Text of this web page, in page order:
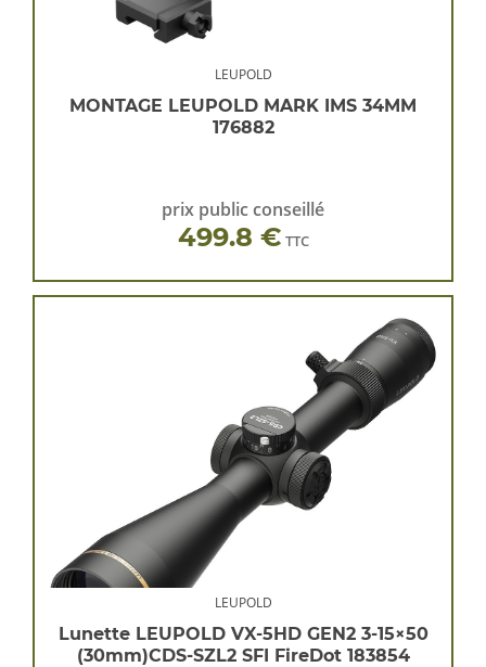
LEUPOLD
MONTAGE LEUPOLD MARK IMS 34MM
176882
prix public conseillé
499.8 € TTC
LEUPOLD
Lunette LEUPOLD VX-5HD GEN2 3-15×50
(30mm)CDS-SZL2 SFI FireDot 183854